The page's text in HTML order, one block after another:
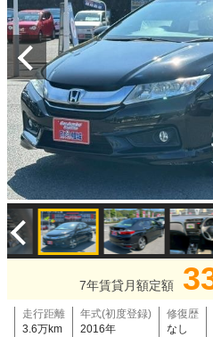
7年賃貸月額定額
走行距離
3.6万km
年式(初度登録)
2016年
修復歴
なし